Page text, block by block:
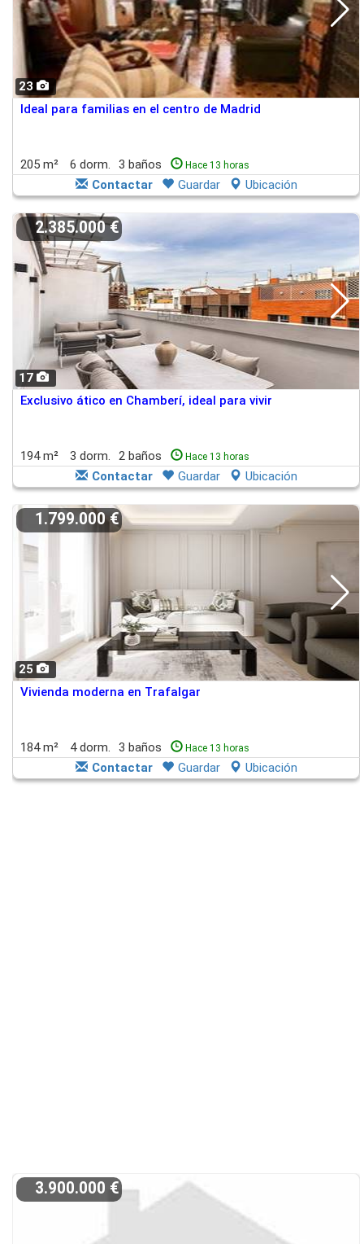
23
Ideal para familias en el centro de Madrid
205 m² 6 dorm. 3 baños Hace 13 horas
Contactar Guardar Ubicación
17
2.385.000 €
Exclusivo ático en Chamberí, ideal para vivir
194 m² 3 dorm. 2 baños Hace 13 horas
Contactar Guardar Ubicación
25
1.799.000 €
Vivienda moderna en Trafalgar
184 m² 4 dorm. 3 baños Hace 13 horas
Contactar Guardar Ubicación
3.900.000 €